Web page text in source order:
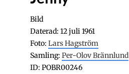
Bild
Daterad: 12 juli 1961
Foto: Lars Hagström
Samling: Per-Olov Brännlund
ID: POBR00246